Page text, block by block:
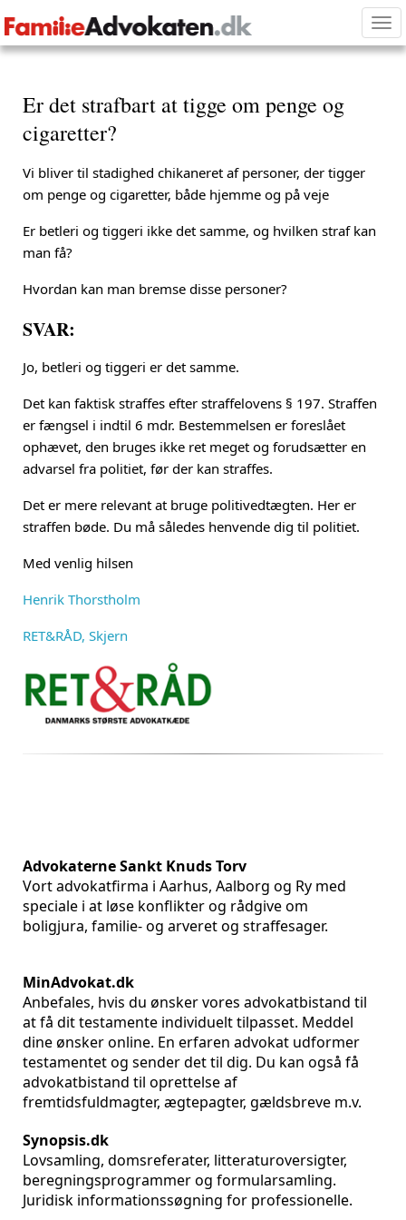
Er det strafbart at tigge om penge og
cigaretter?
Vi bliver til stadighed chikaneret af personer, der tigger
om penge og cigaretter, både hjemme og på veje
Er betleri og tiggeri ikke det samme, og hvilken straf kan
man få?
Hvordan kan man bremse disse personer?
SVAR:
Jo, betleri og tiggeri er det samme.
Det kan faktisk straffes efter straffelovens § 197. Straffen
er fængsel i indtil 6 mdr. Bestemmelsen er foreslået
ophævet, den bruges ikke ret meget og forudsætter en
advarsel fra politiet, før der kan straffes.
Det er mere relevant at bruge politivedtægten. Her er
straffen bøde. Du må således henvende dig til politiet.
Med venlig hilsen
Henrik Thorstholm
RET&RÅD, Skjern
Advokaterne Sankt Knuds Torv
Vort advokatfirma i Aarhus, Aalborg og Ry med
speciale i at løse konflikter og rådgive om
boligjura, familie- og arveret og straffesager.
MinAdvokat.dk
Anbefales, hvis du ønsker vores advokatbistand til
at få dit testamente individuelt tilpasset. Meddel
dine ønsker online. En erfaren advokat udformer
testamentet og sender det til dig. Du kan også få
advokatbistand til oprettelse af
fremtidsfuldmagter, ægtepagter, gældsbreve m.v.
Synopsis.dk
Lovsamling, domsreferater, litteraturoversigter,
beregningsprogrammer og formularsamling.
Juridisk informationssøgning for professionelle.